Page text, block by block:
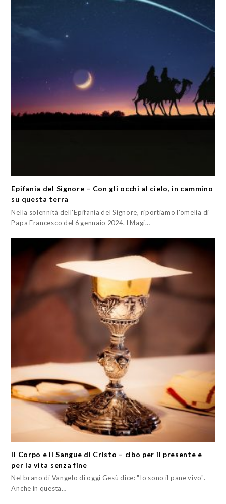
Epifania del Signore – Con gli occhi al cielo, in cammino
su questa terra
Nella solennità dell'Epifania del Signore, riportiamo l'omelia di
Papa Francesco del 6 gennaio 2024. I Magi…
Il Corpo e il Sangue di Cristo – cibo per il presente e
per la vita senza fine
Nel brano di Vangelo di oggi Gesù dice: "Io sono il pane vivo".
Anche in questa…